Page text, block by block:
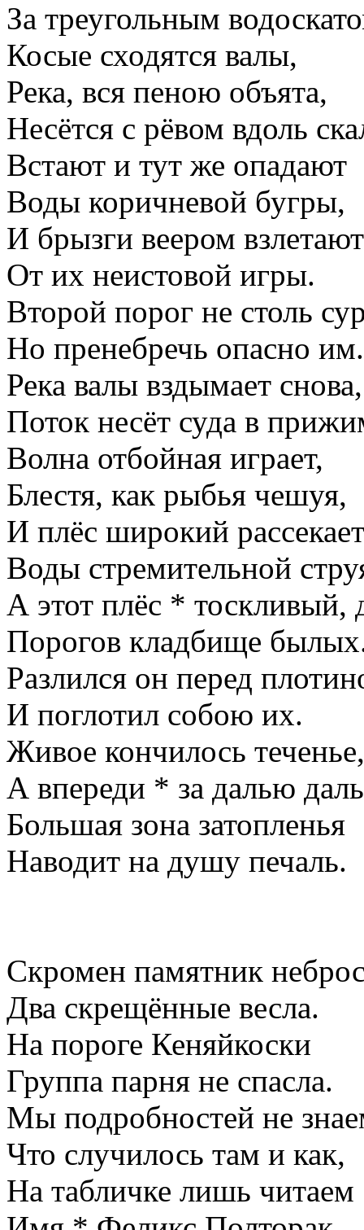
За треугольным
Косые сходятся валы,
Река, вся пеною объята,
Несётся с рёвом вдоль
Встают и тут же опадают
Воды коричневой бугры,
И брызги веером взлетают
От их неистовой игры.
Второй порог не столь
Но пренебречь опасно им.
Река валы вздымает снова,
Поток несёт суда в
Волна отбойная играет,
Блестя, как рыбья чешуя,
И плёс широкий рассекает
Воды стремительной
А этот плёс *
Порогов кладбище
Разлился он перед
И поглотил собою их.
Живое кончилось теченье,
А впереди * за далью
Большая зона затопленья
Наводит на душу печаль.
Скромен памятник
Два скрещённые весла.
На пороге Кеняйкоски
Группа парня не спасла.
Мы подробностей не
Что случилось там и как,
На табличке лишь читаем